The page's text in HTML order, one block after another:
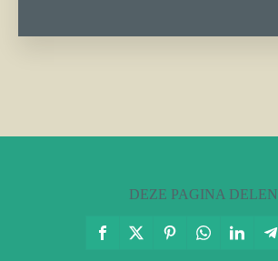
DEZE PAGINA DELEN